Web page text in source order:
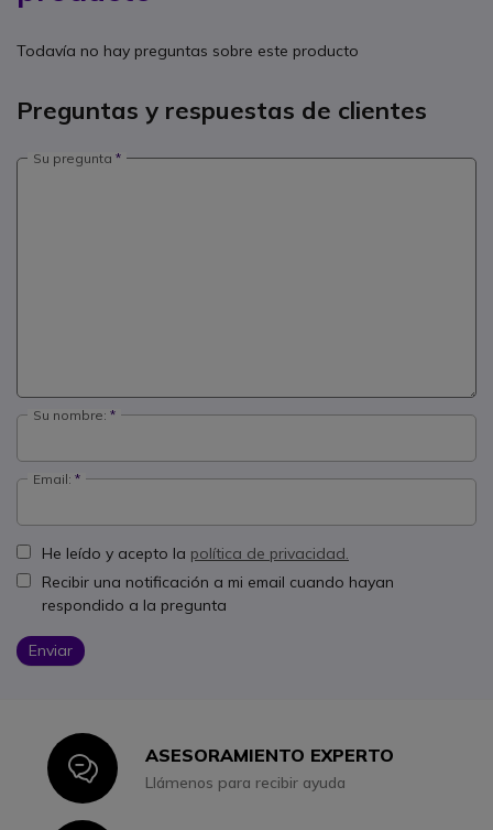
Todavía no hay preguntas sobre este producto
Preguntas y respuestas de clientes
Su pregunta
Su nombre:
Email:
He leído y acepto la política de privacidad.
Recibir una notificación a mi email cuando hayan
respondido a la pregunta
Enviar
IconASESORAMIENTO EXPERTO
Llámenos para recibir ayuda